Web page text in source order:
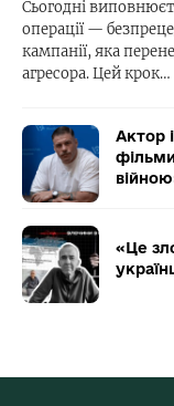
Сьогодні
операції —
кампанії, яка
агресора. Цей крок…
Актор
«Це